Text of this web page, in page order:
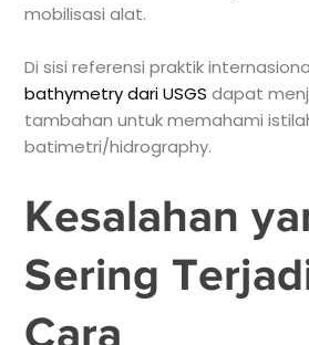
mobilisasi alat.
Di sisi referensi praktik
bathymetry dari USGS dapat
tambahan untuk memahami
batimetri/hidrography.
Kesalahan
Sering
Cara